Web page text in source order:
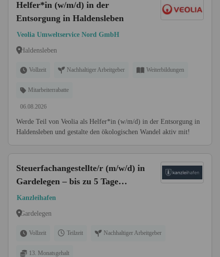
Helfer*in (w/m/d) in der
Entsorgung in Haldensleben
Veolia Umweltservice Nord GmbH
Haldensleben
Vollzeit Nachhaltiger Arbeitgeber Weiterbildungen
Mitarbeiterrabatte
06.08.2026
Werde Teil von Veolia als Helfer*in (w/m/d) in der Entsorgung in
Haldensleben und gestalte den ökologischen Wandel aktiv mit!
Steuerfachangestellte/r (m/w/d) in
Gardelegen – bis zu 5 Tage
Homeoffice
Kanzleihafen
Gardelegen
Vollzeit Teilzeit Nachhaltiger Arbeitgeber
13. Monatsgehalt